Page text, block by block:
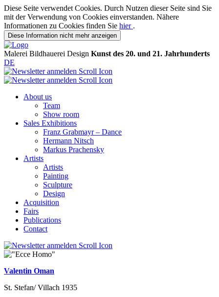
Diese Seite verwendet Cookies. Durch Nutzen dieser Seite sind Sie
mit der Verwendung von Cookies einverstanden. Nähere
Informationen zu Cookies finden Sie hier .
Diese Information nicht mehr anzeigen
Malerei Bildhauerei Design Kunst des 20. und 21. Jahrhunderts
DE
About us
Team
Show room
Sales Exhibitions
Franz Grabmayr – Dance
Hermann Nitsch
Markus Prachensky
Artists
Artists
Painting
Sculpture
Design
Acquisition
Fairs
Publications
Contact
Valentin Oman
St. Stefan/ Villach 1935